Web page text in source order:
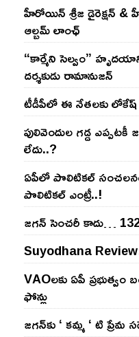
హీరోయిన్ శ్రీజ డైరెక్ష‌న్
ఆల్బమ్ లాంఛ్
“కార్మేని సెల్వం”
దర్శకుడు రామానుజన్
టీడీపీలో ఈ నేత‌ల‌కు
పులివెందుల గ‌డ్డ
లేదు..?
ఏపీలో పొలిటిక‌ల్
పొలిటికల్ ఎంట్రీ..!
జ‌గ‌న్ సెంచ‌రీ కాదు…
Suyodhana
VAOల‌కు ఏపీ
ఫోన్లు
జ‌గ‌న్‌కు ‘ క‌మ్మ ‘ టి ప్రేమ